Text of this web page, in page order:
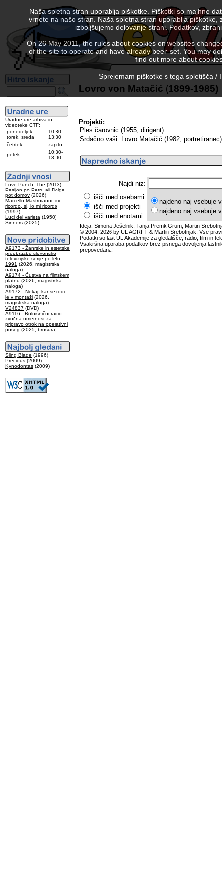
Uradne ure arhiva in
videoteke CTF:
ponedeljek,
torek, sreda
10:30-
13:30
četrtek
zaprto
petek
10:30-
13:00
Love Punch, The (2013)
Pasijon po Petru ali Dolga
pot domov (2026)
Marcello Mastroianni: mi
ricordo, si, io mi ricordo
(1997)
Luci del varieta (1950)
Sinners (2025)
A9173 - Žanrske in estetske
preobrazbe slovenske
televizijske serije po letu
1991 (2026, magistrska
naloga)
A9174 - Čustva na filmskem
platnu (2026, magistrska
naloga)
A9172 - Nekaj, kar se rodi
le v montaži (2026,
magistrska naloga)
V24837 (DVD)
A9116 - Bolnišnični radio -
zvočna umetnost za
pripravo otrok na operativni
poseg (2025, brošura)
Sling Blade (1996)
Precious (2009)
Kynodontas (2009)
Lovro von Matačić (1899-1985)
Projekti:
Ples čarovnic (1955, dirigent)
Srdačno vaši: Lovro Matačić (1982, portretiranec)
Najdi niz:
išči med osebami
išči med projekti
išči med enotami
najdeno naj vsebuje
najdeno naj vsebuje
Ideja: Simona Ješelnik, Tanja Premk Grum, Martin
© 2004, 2026 by UL AGRFT & Martin Srebotnjak. Vse
Podatki so last UL Akademije za gledališče, radio, film in
Vsakršna uporaba podatkov brez pisnega dovoljenja
prepovedana!
Naša spletna stran uporablja piškotke. Piškotki so majhne
vrnete na našo stran. Naša spletna stran uporablja
izboljšujemo delovanje strani. Podatkov,
On 26 May 2011, the rules about cookies on websites
of the site to operate and have already been set. You may
find out more about
Sprejemam piškotke s tega spletišča /